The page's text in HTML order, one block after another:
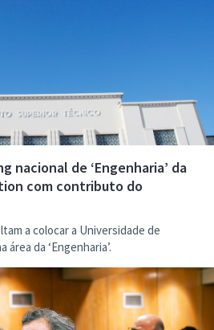
nacional de ‘Engenharia’ da
com contributo do
a colocar a Universidade de
da ‘Engenharia’.